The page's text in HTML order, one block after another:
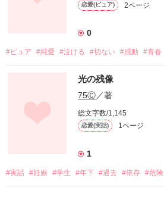
恋愛(ピュア) 2ページ
0
#ピュア #純愛 #泣ける #切ない #感動 #青春
光の残像
75Ⓒ／著
総文字数/1,145
恋愛(実話) 1ページ
1
#実話 #妊娠 #学生 #年下 #過去 #依存 #危険